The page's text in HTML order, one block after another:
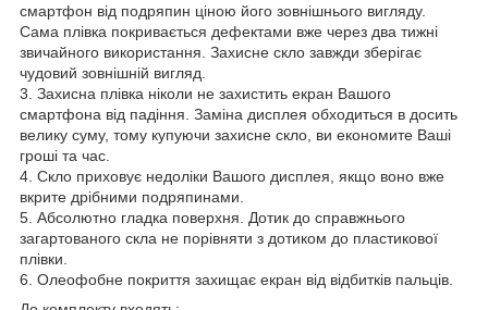
смартфон від подряпин ціною його зовнішнього вигляду.
Сама плівка покривається дефектами вже через два тижні
звичайного використання. Захисне скло завжди зберігає
чудовий зовнішній вигляд.
3. Захисна плівка ніколи не захистить екран Вашого
смартфона від падіння. Заміна дисплея обходиться в досить
велику суму, тому купуючи захисне скло, ви економите Ваші
гроші та час.
4. Скло приховує недоліки Вашого дисплея, якщо воно вже
вкрите дрібними подряпинами.
5. Абсолютно гладка поверхня. Дотик до справжнього
загартованого скла не порівняти з дотиком до пластикової
плівки.
6. Олеофобне покриття захищає екран від відбитків пальців.